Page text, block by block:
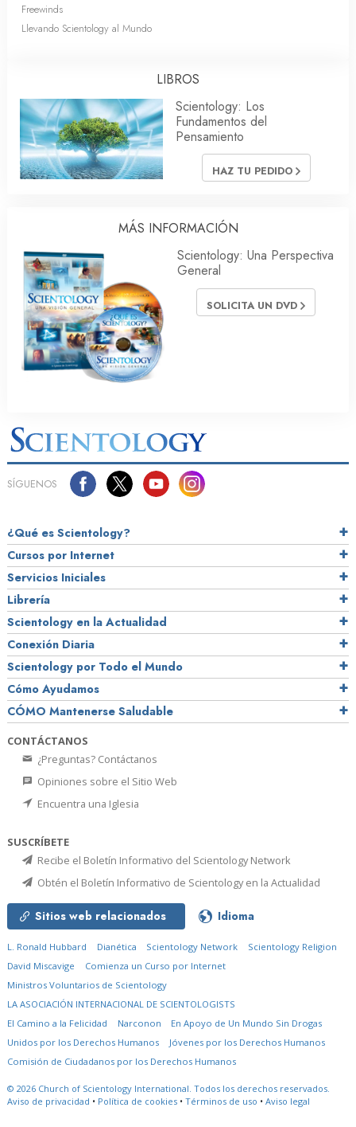
Freewinds
Llevando Scientology al Mundo
LIBROS
Scientology: Los
Fundamentos del
Pensamiento
HAZ TU PEDIDO
MÁS INFORMACIÓN
Scientology: Una Perspectiva
General
SOLICITA UN DVD
SÍGUENOS
¿Qué es Scientology?
Cursos por Internet
Servicios Iniciales
Librería
Scientology en la Actualidad
Conexión Diaria
Scientology por Todo el Mundo
Cómo Ayudamos
CÓMO Mantenerse Saludable
CONTÁCTANOS
¿Preguntas? Contáctanos
Opiniones sobre el Sitio Web
Encuentra una Iglesia
SUSCRÍBETE
Recibe el Boletín Informativo del Scientology Network
Obtén el Boletín Informativo de Scientology en la Actualidad
Sitios web relacionados Idioma
L. Ronald Hubbard Dianética Scientology Network
Scientology Religion
David Miscavige
Comienza un Curso por Internet
Ministros Voluntarios de Scientology
LA ASOCIACIÓN INTERNACIONAL DE SCIENTOLOGISTS
El Camino a la Felicidad
Narconon
En Apoyo de Un Mundo Sin Drogas
Unidos por los Derechos Humanos
Jóvenes por los Derechos Humanos
Comisión de Ciudadanos por los Derechos Humanos
© 2026 Church of Scientology International. Todos los derechos reservados.
Aviso de privacidad • Política de cookies • Términos de uso • Aviso legal